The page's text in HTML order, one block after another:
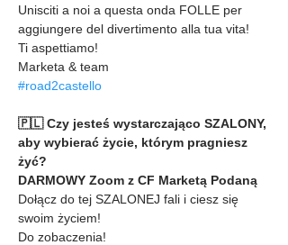
Unisciti a noi a questa onda FOLLE per
aggiungere del divertimento alla tua vita!
Ti aspettiamo!
Marketa & team
#road2castello
🇵🇱 Czy jesteś wystarczająco SZALONY,
aby wybierać życie, którym pragniesz
żyć?
DARMOWY Zoom z CF Marketą Podaną
Dołącz do tej SZALONEJ fali i ciesz się
swoim życiem!
Do zobaczenia!